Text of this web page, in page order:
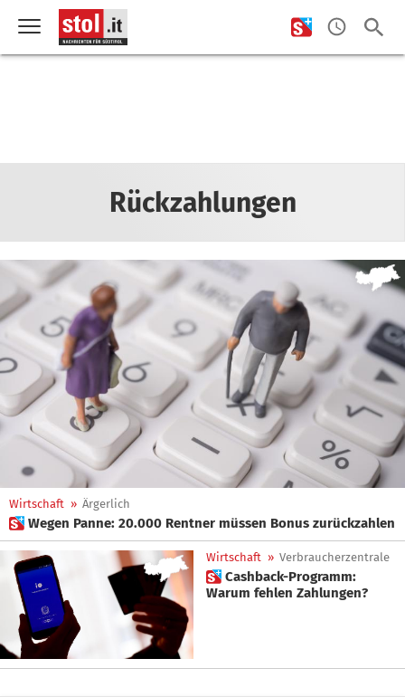
Rückzahlungen
Wirtschaft » Ärgerlich
 Wegen Panne: 20.000 Rentner müssen Bonus zurückzahlen
Wirtschaft » Verbraucherzentrale
 Cashback-Programm:
Warum fehlen Zahlungen?